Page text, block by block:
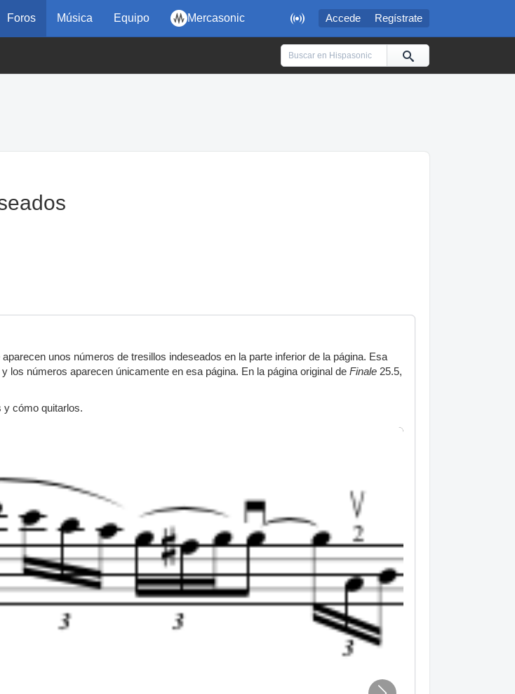
 Accede Regístrate
Foros Música Equipo Mercasonic
aparecen unos números de tresillos indeseados en la parte inferior de la página. Esa
los números aparecen únicamente en esa página. En la página original de Finale 25.5,
y cómo quitarlos.